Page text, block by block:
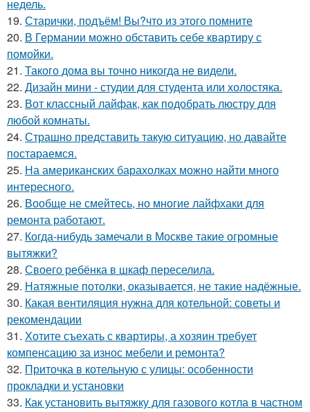
недель.
19. Старички, подъём! Вы?что из этого помните
20. В Германии можно обставить себе квартиру с
помойки.
21. Такого дома вы точно никогда не видели.
22. Дизайн мини - студии для студента или холостяка.
23. Вот классный лайфак, как подобрать люстру для
любой комнаты.
24. Страшно представить такую ситуацию, но давайте
постараемся.
25. На американских барахолках можно найти много
интересного.
26. Вообще не смейтесь, но многие лайфхаки для
ремонта работают.
27. Когда-нибудь замечали в Москве такие огромные
вытяжки?
28. Своего ребёнка в шкаф переселила.
29. Натяжные потолки, оказывается, не такие надёжные.
30. Какая вентиляция нужна для котельной: советы и
рекомендации
31. Хотите съехать с квартиры, а хозяин требует
компенсацию за износ мебели и ремонта?
32. Приточка в котельную с улицы: особенности
прокладки и установки
33. Как установить вытяжку для газового котла в частном